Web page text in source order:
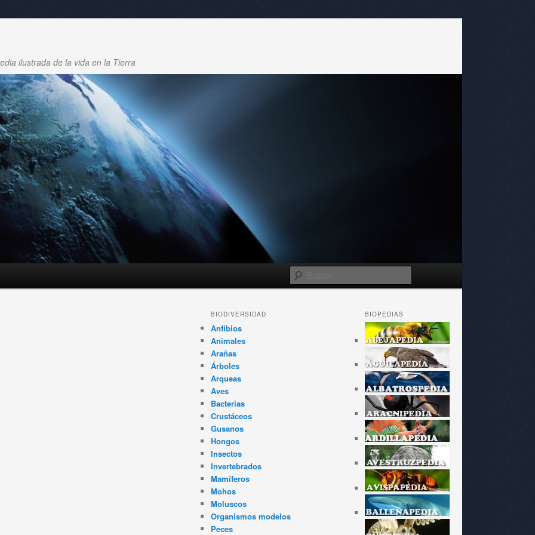
ilustrada de la vida en la Tierra
Navegador
de
artículos
BIOPEDIAS
BIODIVERSIDAD
Anfibios
Animales
Arañas
Árboles
Arqueas
Aves
Bacterias
Crustáceos
Gusanos
Hongos
Insectos
Invertebrados
Mamíferos
Mohos
Moluscos
Organismos modelos
Peces